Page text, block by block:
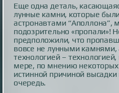
Еще одна деталь,
лунные камни, которые
астронавтами “Аполлона”,
подозрительно «пропали»!
предположили, что
вовсе не лунными
технологией –
мере, по мнению некоторых
истинной причиной
очередь.